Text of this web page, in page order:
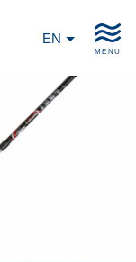
EN
MENU